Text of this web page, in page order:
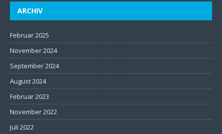
ARCHIV
Februar 2025
November 2024
September 2024
August 2024
Februar 2023
November 2022
Juli 2022